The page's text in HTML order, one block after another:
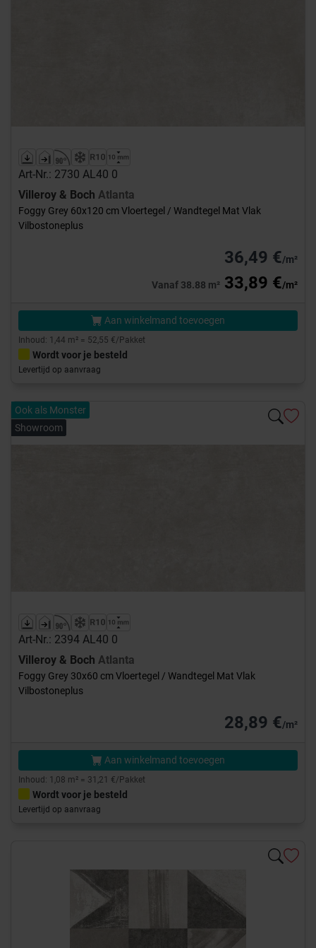
Art-Nr.: 2730 AL40 0
Villeroy & Boch Atlanta
Foggy Grey 60x120 cm Vloertegel / Wandtegel Mat Vlak
Vilbostoneplus
36,49 €/m²
Vanaf 38.88 m² 33,89 €/m²
Aan winkelmand toevoegen
Inhoud: 1,44 m² = 52,55 €/Pakket
Wordt voor je besteld
Levertijd op aanvraag
Ook als Monster
Showroom
Art-Nr.: 2394 AL40 0
Villeroy & Boch Atlanta
Foggy Grey 30x60 cm Vloertegel / Wandtegel Mat Vlak
Vilbostoneplus
28,89 €/m²
Aan winkelmand toevoegen
Inhoud: 1,08 m² = 31,21 €/Pakket
Wordt voor je besteld
Levertijd op aanvraag